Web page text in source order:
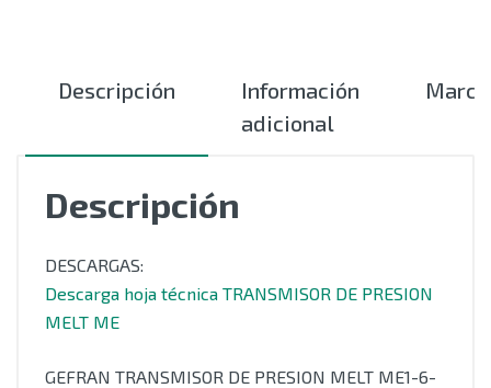
Descripción
Información
adicional
Marca
Descripción
DESCARGAS:
Descarga hoja técnica TRANSMISOR DE PRESION
MELT ME
GEFRAN TRANSMISOR DE PRESION MELT ME1-6-